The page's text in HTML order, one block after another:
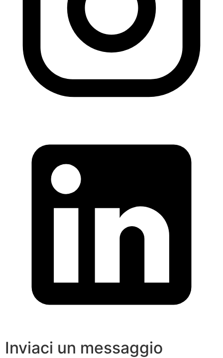
Inviaci un messaggio